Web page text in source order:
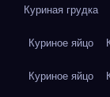
Куриная грудка
Куриное яйцо
Куриное яйцо